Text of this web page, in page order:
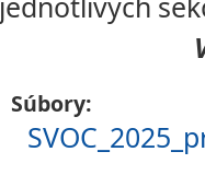
Súbory: